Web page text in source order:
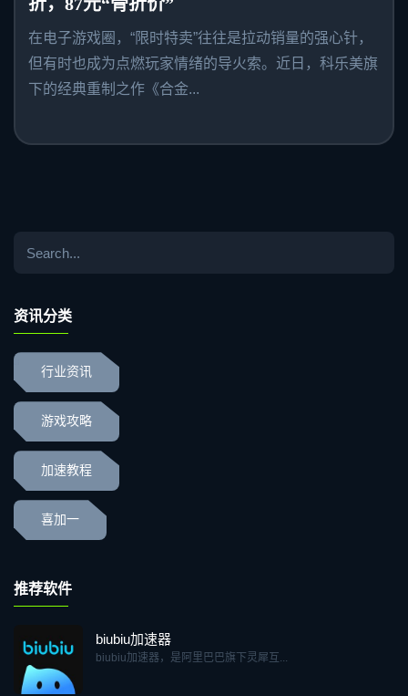
在电子游戏圈，“限时特卖”往往是拉动销量的强心针，
但有时也成为点燃玩家情绪的导火索。近日，科乐美旗
下的经典重制之作《合金...
资讯分类
行业资讯
游戏攻略
加速教程
喜加一
推荐软件
biubiu加速器
biubiu加速器，是阿里巴巴旗下灵犀互...